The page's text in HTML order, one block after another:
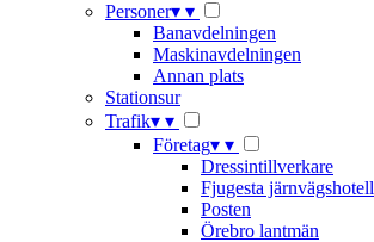
Personer▾ ▾
Banavdelningen
Maskinavdelningen
Annan plats
Stationsur
Trafik▾ ▾
Företag▾ ▾
Dressintillverkare
Fjugesta järnvägshotell
Posten
Örebro lantmän